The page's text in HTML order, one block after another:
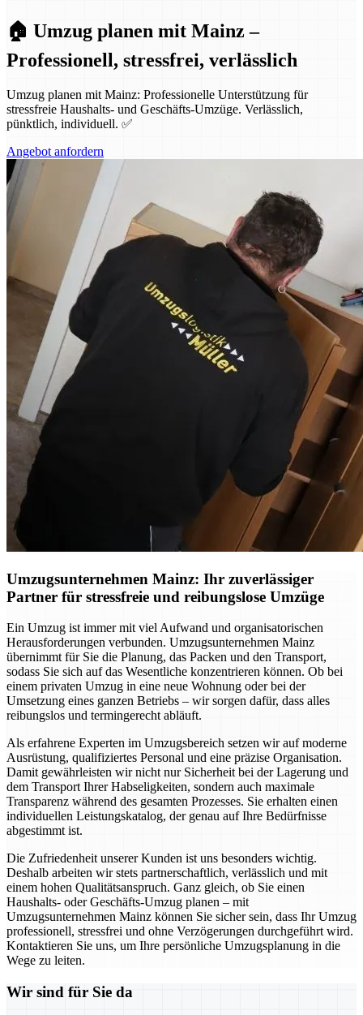
🏠 Umzug planen mit Mainz –
Professionell, stressfrei, verlässlich
Umzug planen mit Mainz: Professionelle Unterstützung für
stressfreie Haushalts- und Geschäfts-Umzüge. Verlässlich,
pünktlich, individuell. ✅
Angebot anfordern
Umzugsunternehmen Mainz: Ihr zuverlässiger
Partner für stressfreie und reibungslose Umzüge
Ein Umzug ist immer mit viel Aufwand und organisatorischen
Herausforderungen verbunden. Umzugsunternehmen Mainz
übernimmt für Sie die Planung, das Packen und den Transport,
sodass Sie sich auf das Wesentliche konzentrieren können. Ob bei
einem privaten Umzug in eine neue Wohnung oder bei der
Umsetzung eines ganzen Betriebs – wir sorgen dafür, dass alles
reibungslos und termingerecht abläuft.
Als erfahrene Experten im Umzugsbereich setzen wir auf moderne
Ausrüstung, qualifiziertes Personal und eine präzise Organisation.
Damit gewährleisten wir nicht nur Sicherheit bei der Lagerung und
dem Transport Ihrer Habseligkeiten, sondern auch maximale
Transparenz während des gesamten Prozesses. Sie erhalten einen
individuellen Leistungskatalog, der genau auf Ihre Bedürfnisse
abgestimmt ist.
Die Zufriedenheit unserer Kunden ist uns besonders wichtig.
Deshalb arbeiten wir stets partnerschaftlich, verlässlich und mit
einem hohen Qualitätsanspruch. Ganz gleich, ob Sie einen
Haushalts- oder Geschäfts-Umzug planen – mit
Umzugsunternehmen Mainz können Sie sicher sein, dass Ihr Umzug
professionell, stressfrei und ohne Verzögerungen durchgeführt wird.
Kontaktieren Sie uns, um Ihre persönliche Umzugsplanung in die
Wege zu leiten.
Wir sind für Sie da